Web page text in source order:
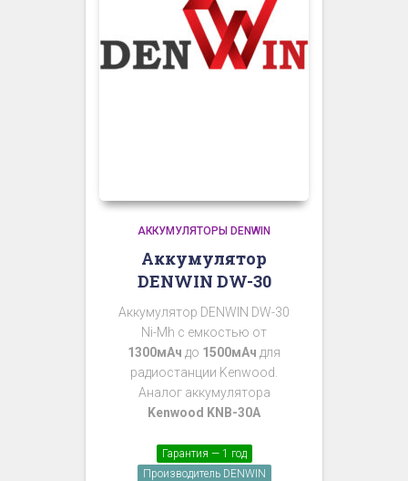
АККУМУЛЯТОРЫ DENWIN
Аккумулятор
DENWIN DW-30
Аккумулятор DENWIN DW-30
Ni-Mh с емкостью от
1300мАч до 1500мАч для
радиостанции Kenwood.
Аналог аккумулятора
Kenwood KNB-30A
Гарантия — 1 год
Производитель DENWIN